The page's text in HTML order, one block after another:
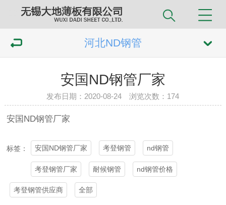
河北ND钢管
安国ND钢管厂家
发布日期：2020-08-24 浏览次数： 174
安国ND钢管厂家
标签： 安国ND钢管厂家 考登钢管 nd钢管
考登钢管厂家 耐候钢管 nd钢管价格
考登钢管供应商 全部